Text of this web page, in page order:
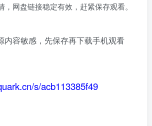
网盘链接稳定有效，赶紧保存观看。
内容敏感，先保存再下载手机观看
s/acb113385f49